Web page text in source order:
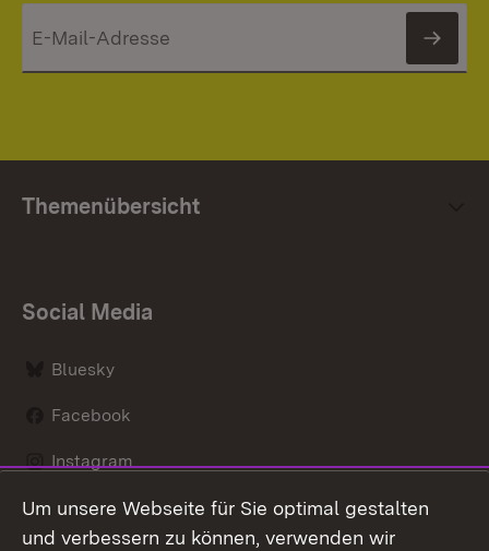
Themenübersicht
Social Media
Bluesky
Facebook
Instagram
LinkedIn
Um unsere Webseite für Sie optimal gestalten
und verbessern zu können, verwenden wir